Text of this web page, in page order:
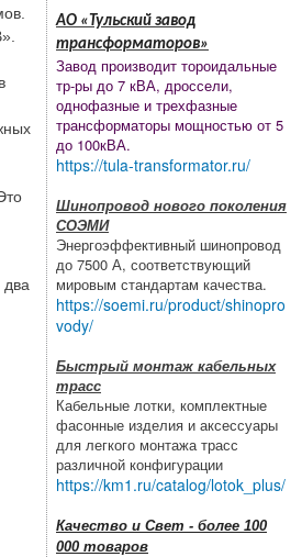
два
АО «Тульский завод
трансформаторов»
Завод производит тороидальные
тр-ры до 7 кВА, дроссели,
однофазные и трехфазные
трансформаторы мощностью от 5
до 100кВА.
https://tula-transformator.ru/
Шинопровод нового поколения
СОЭМИ
Энергоэффективный шинопровод
до 7500 А, соответствующий
мировым стандартам качества.
https://soemi.ru/product/shinopro
vody/
Быстрый монтаж кабельных
трасс
Кабельные лотки, комплектные
фасонные изделия и аксессуары
для легкого монтажа трасс
различной конфигурации
https://km1.ru/catalog/lotok_plus/
Качество и Свет - более 100
000 товаров